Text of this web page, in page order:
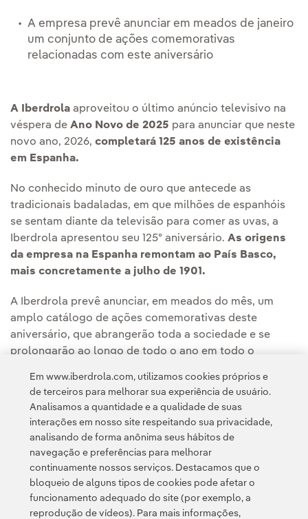
A empresa prevê anunciar em meados de janeiro
um conjunto de ações comemorativas
relacionadas com este aniversário
A Iberdrola aproveitou o último anúncio televisivo na
véspera de Ano Novo de 2025 para anunciar que neste
novo ano, 2026, completará 125 anos de existência
em Espanha.
No conhecido minuto de ouro que antecede as
tradicionais badaladas, em que milhões de espanhóis
se sentam diante da televisão para comer as uvas, a
Iberdrola apresentou seu 125º aniversário. As origens
da empresa na Espanha remontam ao País Basco,
mais concretamente a julho de 1901.
A Iberdrola prevê anunciar, em meados do mês, um
amplo catálogo de ações comemorativas deste
aniversário, que abrangerão toda a sociedade e se
prolongarão ao longo de todo o ano em todo o
Contato Clientes Política de Privacidade Informação legal
Política de cookies Configuração de cookies Acessibilidade
Canal de denúncias
Em www.iberdrola.com, utilizamos cookies próprios e
de terceiros para melhorar sua experiência de usuário.
Analisamos a quantidade e a qualidade de suas
interações em nosso site respeitando sua privacidade,
analisando de forma anônima seus hábitos de
navegação e preferências para melhorar
continuamente nossos serviços. Destacamos que o
bloqueio de alguns tipos de cookies pode afetar o
funcionamento adequado do site (por exemplo, a
reprodução de vídeos). Para mais informações,